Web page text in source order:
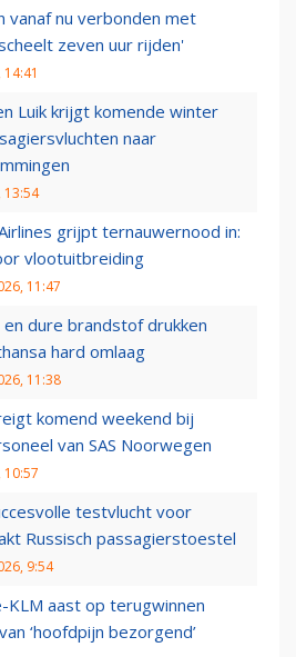
vanaf nu verbonden met
zeven uur rijden'
Luik krijgt komende winter
naar
13:54
grijpt ternauwernood in:
vlootuitbreiding
11:47
en dure brandstof drukken
hard omlaag
11:38
komend weekend bij
van SAS Noorwegen
10:57
testvlucht voor
Russisch passagierstoestel
9:54
KLM aast op terugwinnen
‘hoofdpijn bezorgend’